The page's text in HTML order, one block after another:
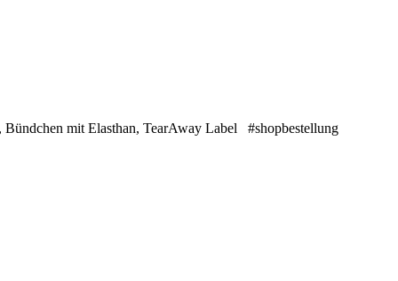
Bündchen mit Elasthan, TearAway Label #shopbestellung